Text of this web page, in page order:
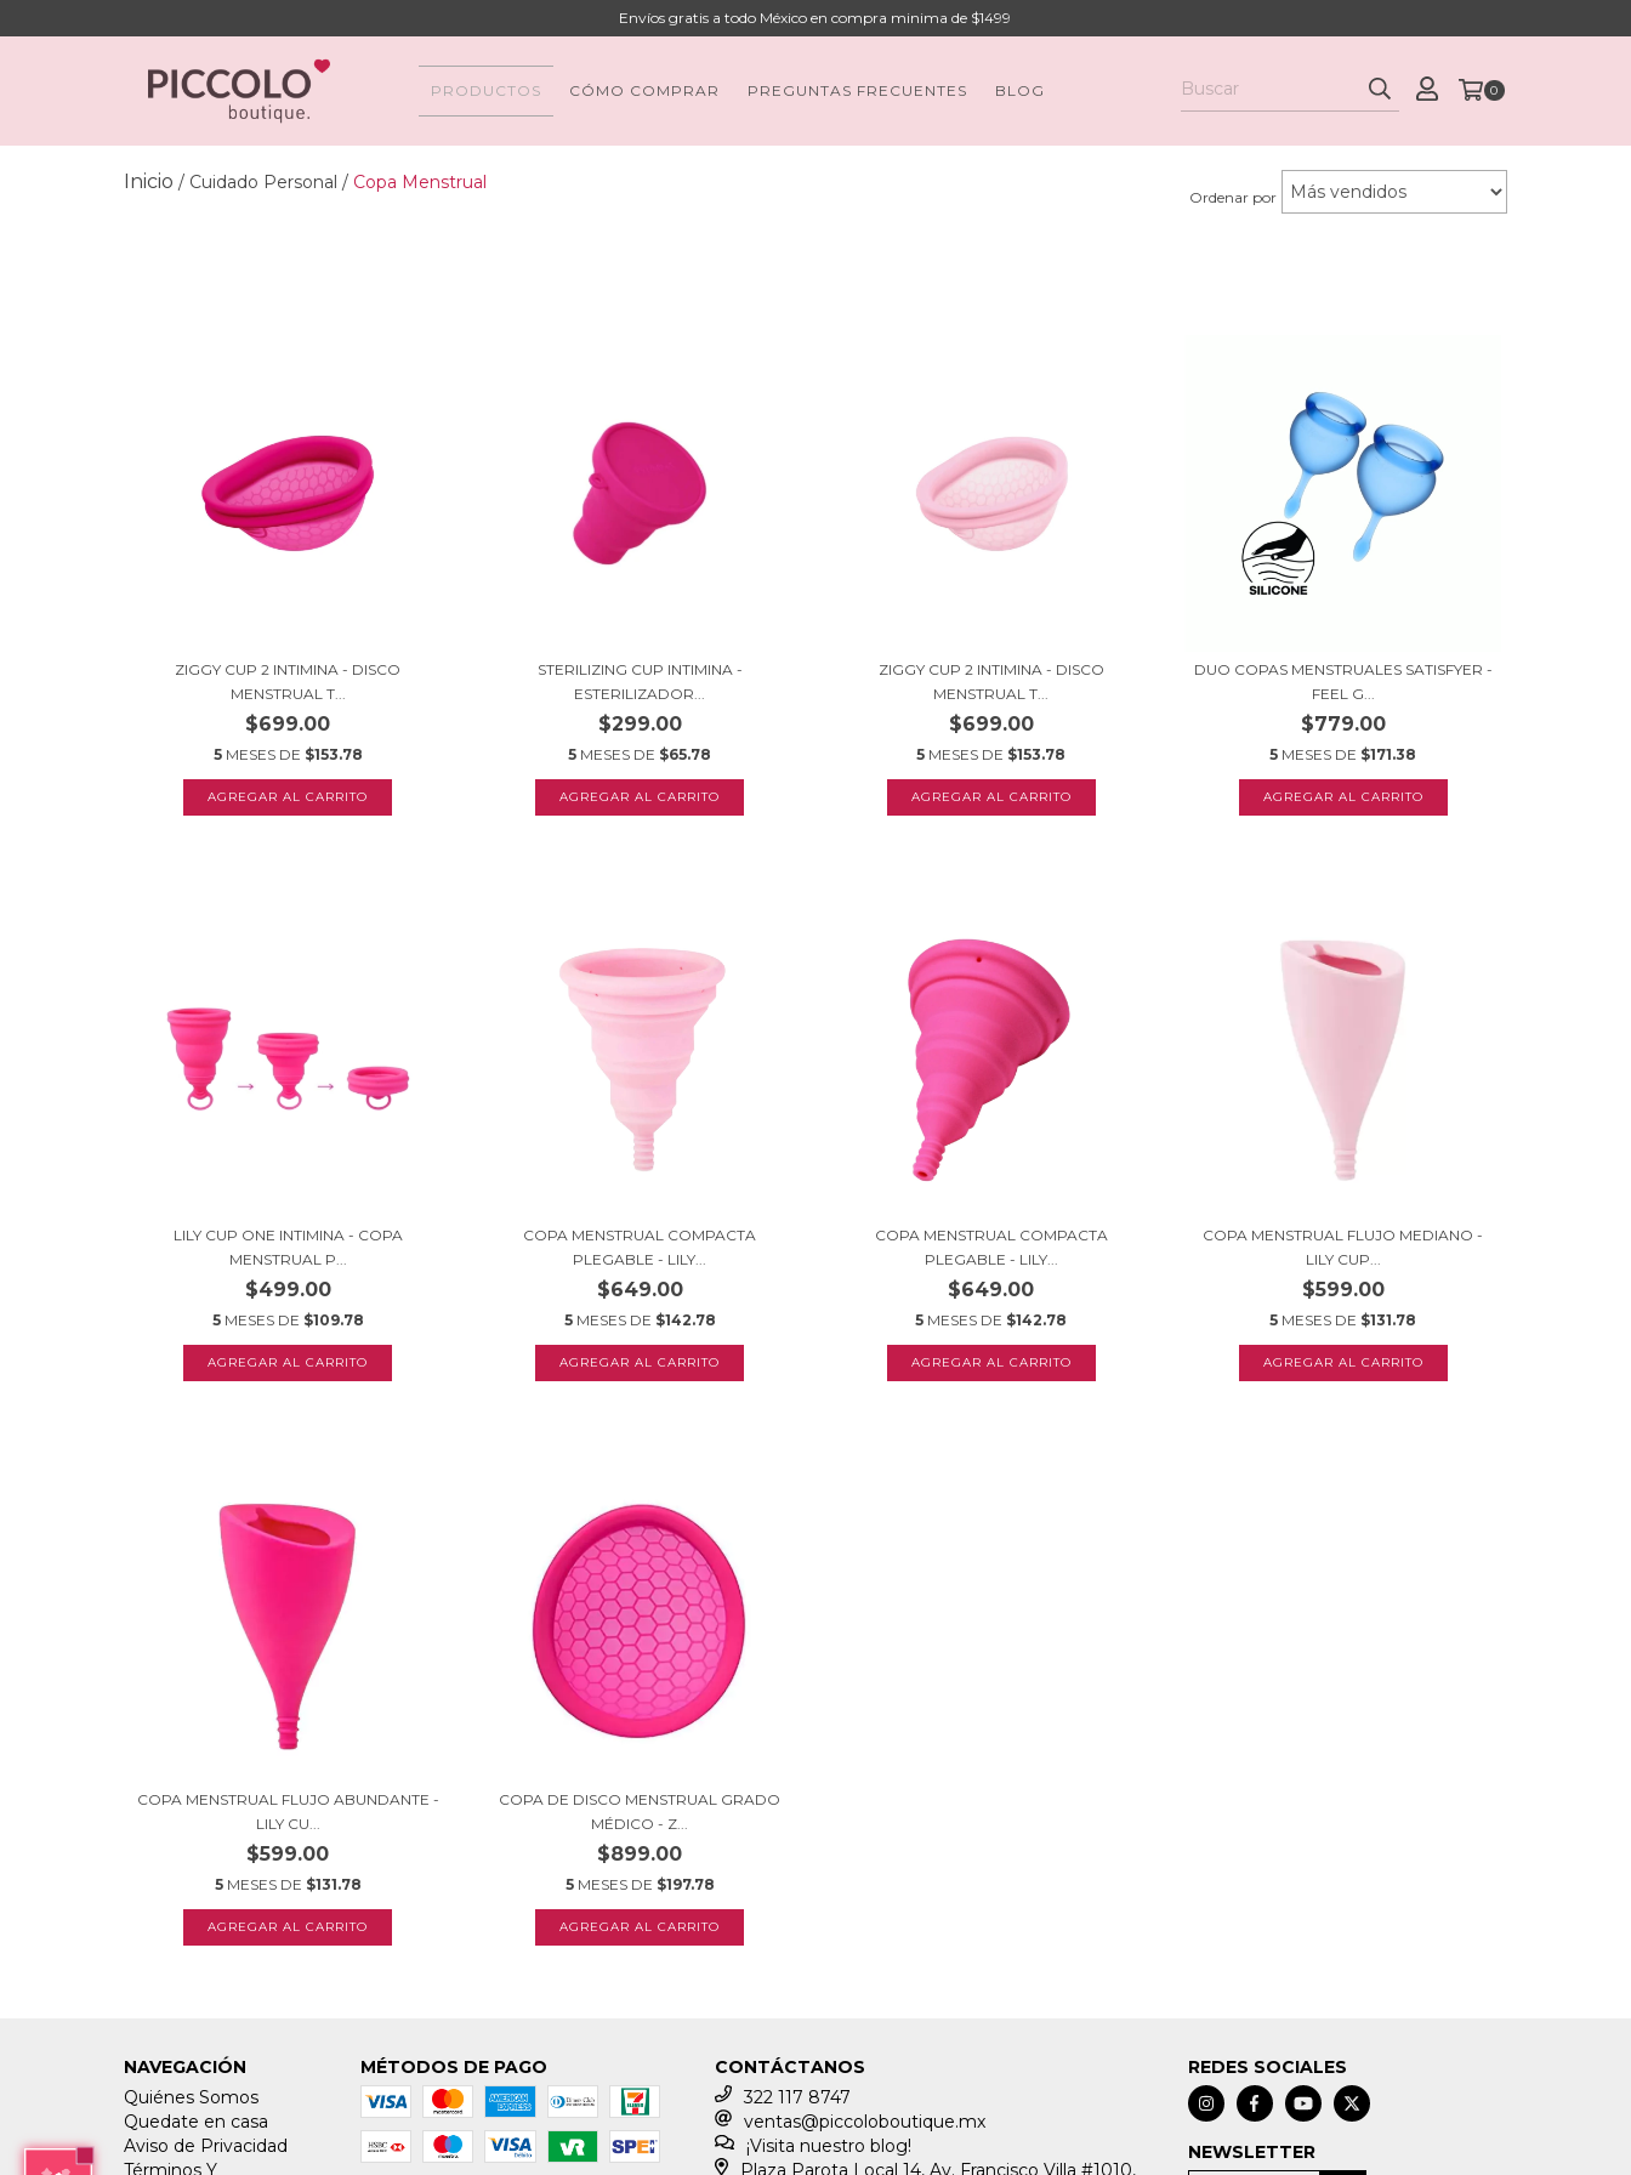
Envíos gratis a todo México en compra minima de $1499
PRODUCTOS CÓMO COMPRAR PREGUNTAS FRECUENTES BLOG 0
Inicio / Cuidado Personal / Copa Menstrual
Ordenar por
ZIGGY CUP 2 INTIMINA - DISCO
MENSTRUAL T...
$699.00
5 MESES DE $153.78
STERILIZING CUP INTIMINA -
ESTERILIZADOR...
$299.00
5 MESES DE $65.78
ZIGGY CUP 2 INTIMINA - DISCO
MENSTRUAL T...
$699.00
5 MESES DE $153.78
DUO COPAS MENSTRUALES SATISFYER -
FEEL G...
$779.00
5 MESES DE $171.38
LILY CUP ONE INTIMINA - COPA
MENSTRUAL P...
$499.00
5 MESES DE $109.78
COPA MENSTRUAL COMPACTA
PLEGABLE - LILY...
$649.00
5 MESES DE $142.78
COPA MENSTRUAL COMPACTA
PLEGABLE - LILY...
$649.00
5 MESES DE $142.78
COPA MENSTRUAL FLUJO MEDIANO -
LILY CUP...
$599.00
5 MESES DE $131.78
COPA MENSTRUAL FLUJO ABUNDANTE -
LILY CU...
$599.00
5 MESES DE $131.78
COPA DE DISCO MENSTRUAL GRADO
MÉDICO - Z...
$899.00
5 MESES DE $197.78
NAVEGACIÓN
Quiénes Somos
Quedate en casa
Aviso de Privacidad
Términos Y
MÉTODOS DE PAGO
CONTÁCTANOS
322 117 8747
ventas@piccoloboutique.mx
¡Visita nuestro blog!
Plaza Parota Local 14, Av. Francisco Villa #1010,
REDES SOCIALES
NEWSLETTER